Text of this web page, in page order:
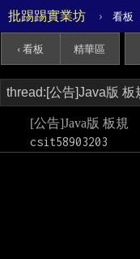
批踢踢實業坊 › 看板
‹ 看板 精華區
[公告]Java版 板規
csit58903203